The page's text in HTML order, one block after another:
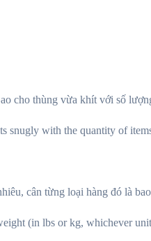
cho thùng vừa khít với số
snugly with the quantity of
cân từng loại hàng đó là
(in lbs or kg, whichever